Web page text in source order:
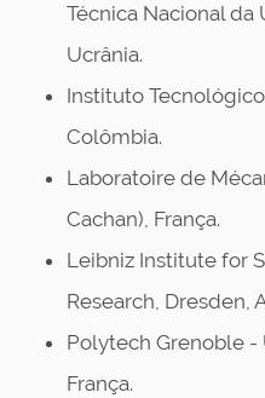
Técnica Nacional da
Ucrânia.
Instituto
Colômbia.
Laboratoire de
Cachan), França.
Leibniz Institute for
Research, Dresden,
Polytech Grenoble -
França.